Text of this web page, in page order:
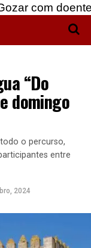
e
“Do
domingo
o percurso,
entre
2024